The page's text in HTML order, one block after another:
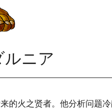
ニア
的火之贤者。他分析问题